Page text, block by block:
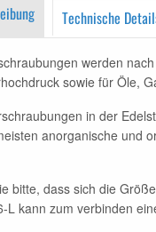
Technische
werden
sowie für Öle,
in der
anorganische und
bitte, dass sich die
L kann zum verbinden